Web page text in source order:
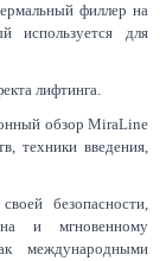
филлер на
используется для
лифтинга.
обзор MiraLine
техники введения,
безопасности,
и мгновенному
международными